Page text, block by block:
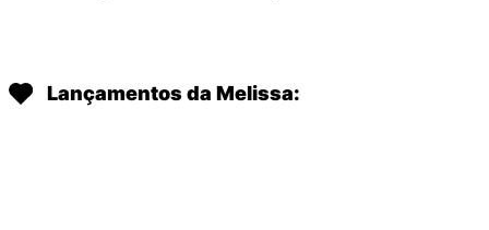
Lançamentos da Melissa: